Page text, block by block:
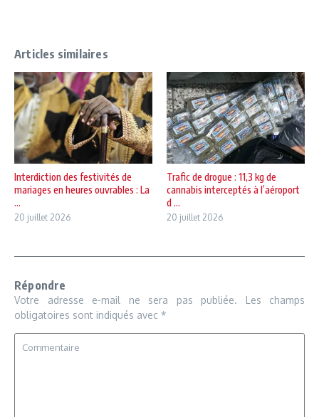
Articles similaires
Interdiction des festivités de
mariages en heures ouvrables : La
...
20 juillet 2026
Trafic de drogue : 11,3 kg de
cannabis interceptés à l’aéroport
d ...
20 juillet 2026
Répondre
Votre adresse e-mail ne sera pas publiée.
Les champs
obligatoires sont indiqués avec *